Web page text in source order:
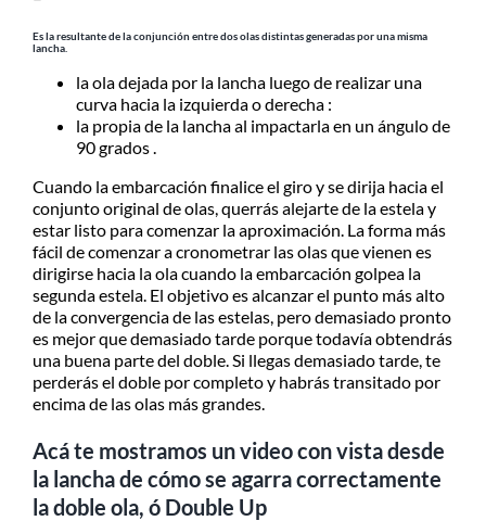
Es la resultante de la conjunción entre dos olas distintas generadas por una misma
lancha.
la ola dejada por la lancha luego de realizar una
curva hacia la izquierda o derecha :
la propia de la lancha al impactarla en un ángulo de
90 grados .
Cuando la embarcación finalice el giro y se dirija hacia el
conjunto original de olas, querrás alejarte de la estela y
estar listo para comenzar la aproximación. La forma más
fácil de comenzar a cronometrar las olas que vienen es
dirigirse hacia la ola cuando la embarcación golpea la
segunda estela. El objetivo es alcanzar el punto más alto
de la convergencia de las estelas, pero demasiado pronto
es mejor que demasiado tarde porque todavía obtendrás
una buena parte del doble. Si llegas demasiado tarde, te
perderás el doble por completo y habrás transitado por
encima de las olas más grandes.
Acá te mostramos un video con vista desde
la lancha de cómo se agarra correctamente
la doble ola, ó Double Up